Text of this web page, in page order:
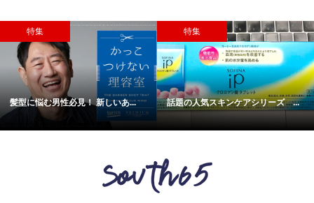
特集
髪型に悩む男性必見！ 新しいあ...
特集
話題の人気スキンケアシリーズ ...